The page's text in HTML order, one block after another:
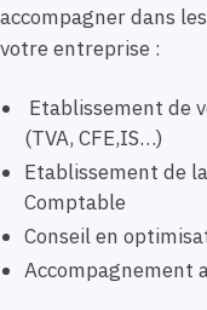
accompagner dans
votre entreprise :
Etablissement de
(TVA, CFE,IS…)
Etablissement de
Comptable
Conseil en
Accompagnement